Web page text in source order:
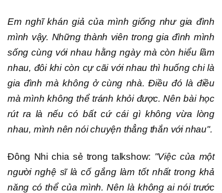
Em nghĩ khán giả của mình giống như gia đình
mình vậy. Những thành viên trong gia đình mình
sống cùng với nhau hằng ngày mà còn hiểu lầm
nhau, đôi khi còn cự cãi với nhau thì huống chi là
gia đình mà không ở cùng nhà. Điều đó là điều
mà mình không thể tránh khỏi được. Nên bài học
rút ra là nếu có bất cứ cái gì không vừa lòng
nhau, mình nên nói chuyện thẳng thắn với nhau".
Đông Nhi chia sẻ trong talkshow: "Việc của một
người nghệ sĩ là cố gắng làm tốt nhất trong khả
năng có thể của mình. Nên là không ai nói trước